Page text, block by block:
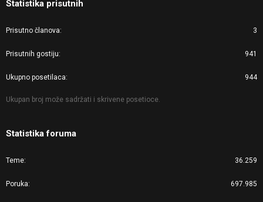
Statistika prisutnih
Prisutno članova 3
Prisutnih gostiju 941
Ukupno posetilaca 944
Ukupan broj može sadržati i skrivene posetioce.
Statistika foruma
Teme 36.259
Poruka 697.985